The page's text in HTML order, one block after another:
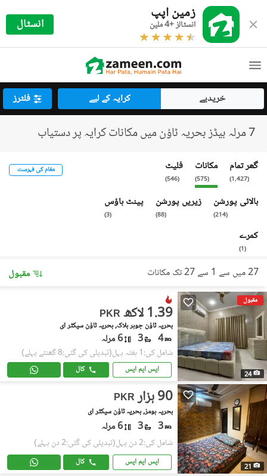
زمین اپپ
انسٹالز +4 ملین انسٹال
خریدیے کرایہ کے لیے فلٹرز
7 مرلہ بیڈز بحریہ ٹاؤن میں مکانات کرایہ پر دستیاب
گھر تمام
(
1,427
)
مکانات
(
575
)
فلیٹ
(
546
)
بالائی پورشن
(
214
)
زیریں پورشن
(
88
)
پینٹ ہاؤس
(
3
)
کمرے
(
1
)
مقام کی فہرست
27 میں سے 1 سے 27 تک مکانات مقبول
مقبول
24
PKR 1.39 لاکھ
بحریہ ٹاؤن جوہر بلاک, بحریہ ٹاؤن سیکٹر ای
4
3 6 مرلہ
شامل کی:1 ہفتہ پہل (تبدیلی کی گئی:8 گھنٹے پہلے)
ایس ایم ایس کال
21
PKR 90 ہزار
بحریہ ہومز, بحریہ ٹاؤن سیکٹر ای
3
3 6 مرلہ
شامل کی:2 دن پہل (تبدیلی کی گئی:2 دن پہلے)
ایس ایم ایس کال